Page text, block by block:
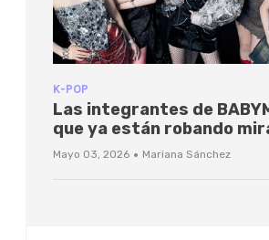
K-POP
Las integrantes de
que ya están robando
Mayo 03, 2026 · Mariana Sánchez